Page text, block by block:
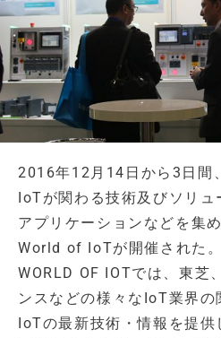
2016年12月14日から3日間
IoTが関わる技術及びソリュ
アプリケーションなどを集
World of IoTが開催された
WORLD OF IOTでは、東芝
ンスなどの様々なIoT業界
IoTの最新技術・情報を提